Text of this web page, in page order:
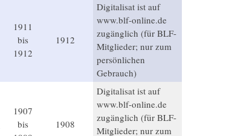
1911
bis
1912
1912
Digitalisat ist auf
www.blf-online.de
zugänglich (für BLF-
Mitglieder; nur zum
persönlichen
Gebrauch)
1907
bis
1908
Digitalisat ist auf
www.blf-online.de
zugänglich (für BLF-
Mitglieder; nur zum